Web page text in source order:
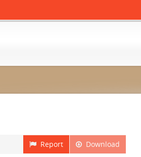
Download
Report